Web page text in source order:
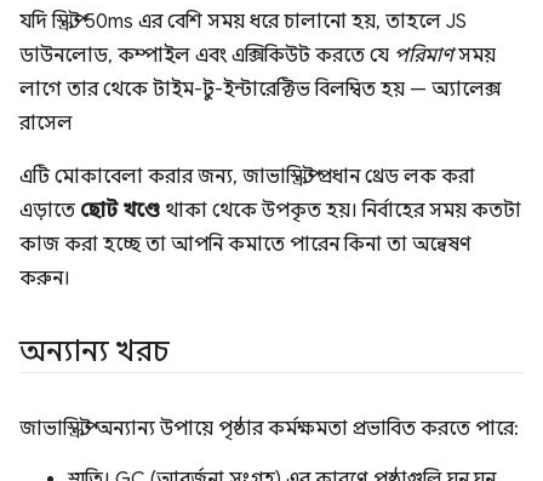
যদি স্ক্রিপ্ট 50ms এর বেশি সময় ধরে চালানো হয়, তাহলে JS
ডাউনলোড, কম্পাইল এবং এক্সিকিউট করতে যে পরিমাণসময়
লাগে তার থেকে টাইম-টু-ইন্টারেক্টিভ বিলম্বিত হয় — অ্যালেক্স
রাসেল
এটি মোকাবেলা করার জন্য, জাভাস্ক্রিপ্ট প্রধান থ্রেড লক করা
এড়াতে ছোট খণ্ডে থাকা থেকে উপকৃত হয়। নির্বাহের সময় কতটা
কাজ করা হচ্ছে তা আপনি কমাতে পারেন কিনা তা অন্বেষণ
করুন।
অন্যান্য খরচ
জাভাস্ক্রিপ্ট অন্যান্য উপায়ে পৃষ্ঠার কর্মক্ষমতা প্রভাবিত করতে পারে: